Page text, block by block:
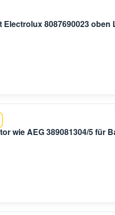
Electrolux 8087690023
wie AEG 389081304/5 für